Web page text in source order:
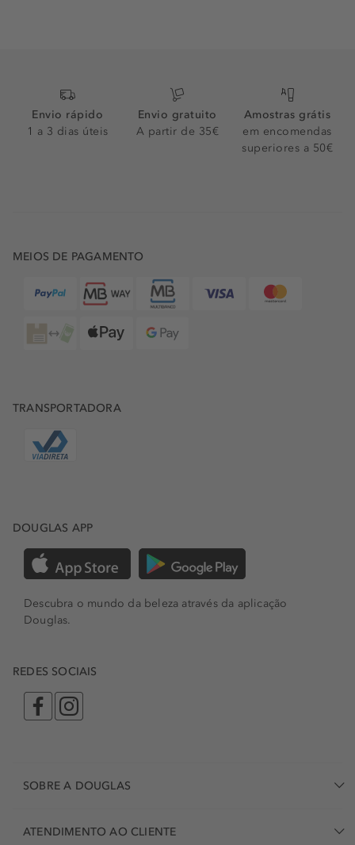
Envio rápido
1 a 3 dias úteis
Envio gratuito
A partir de 35€
Amostras grátis
em encomendas
superiores a 50€
MEIOS DE PAGAMENTO
TRANSPORTADORA
DOUGLAS APP
Descubra o mundo da beleza através da aplicação
Douglas.
REDES SOCIAIS
SOBRE A DOUGLAS
ATENDIMENTO AO CLIENTE